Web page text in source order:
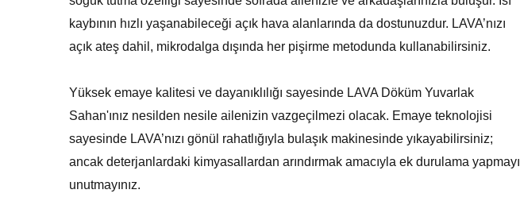
kaybının hızlı yaşanabileceği açık hava alanlarında da dostunuzdur. LAVA’nızı
açık ateş dahil, mikrodalga dışında her pişirme metodunda kullanabilirsiniz.
Yüksek emaye kalitesi ve dayanıklılığı sayesinde LAVA Döküm Yuvarlak
Sahan'ınız nesilden nesile ailenizin vazgeçilmezi olacak. Emaye teknolojisi
sayesinde LAVA’nızı gönül rahatlığıyla bulaşık makinesinde yıkayabilirsiniz;
ancak deterjanlardaki kimyasallardan arındırmak amacıyla ek durulama yapmayı
unutmayınız.